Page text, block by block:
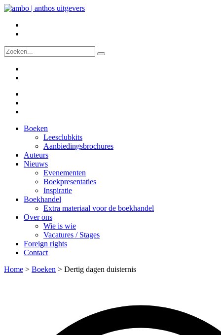
Boeken
Leesclubkits
Aanbiedingsbrochures
Auteurs
Nieuws
Evenementen
Boekpresentaties
Inspiratie
Boekhandel
Extra materiaal voor de boekhandel
Over ons
Wie is wie
Vacatures / Stages
Foreign rights
Contact
Home > Boeken > Dertig dagen duisternis